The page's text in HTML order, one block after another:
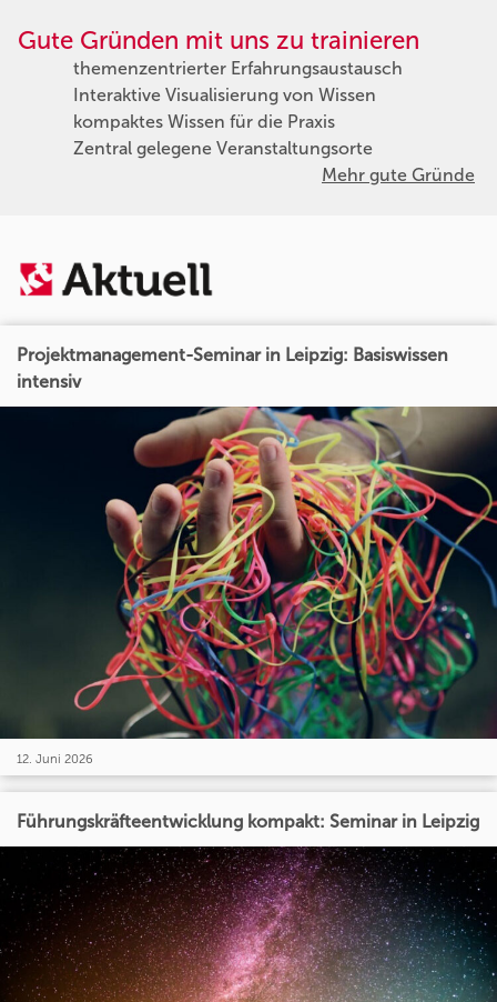
Gute Gründen mit uns zu trainieren
themenzentrierter Erfahrungsaustausch
Interaktive Visualisierung von Wissen
kompaktes Wissen für die Praxis
Zentral gelegene Veranstaltungsorte
Mehr gute Gründe
Projektmanagement-Seminar in Leipzig: Basiswissen
intensiv
12. Juni 2026
Führungskräfteentwicklung kompakt: Seminar in Leipzig